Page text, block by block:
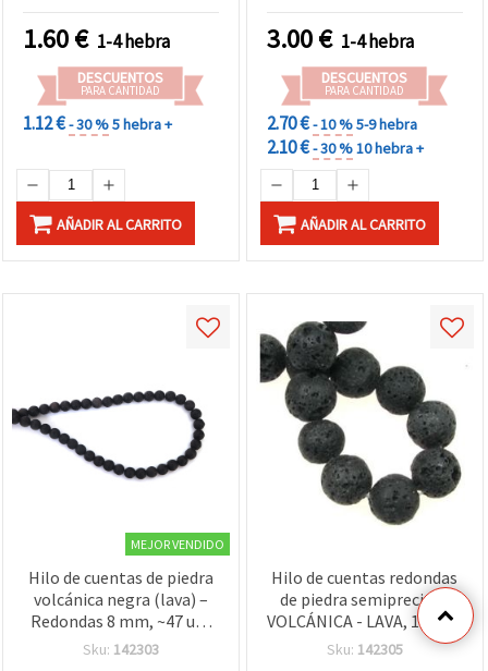
1.60€ 1-4 hebra
DESCUENTOS
PARA CANTIDAD
1.12 €- 30 %5 hebra +
AÑADIR AL CARRITO
manualidades
3.00€ 1-4 hebra
DESCUENTOS
PARA CANTIDAD
2.70 €- 10 %5-9 hebra
2.10 €- 30 %10 hebra +
AÑADIR AL CARRITO
MEJOR VENDIDO
Hilo de cuentas de piedra
volcánica negra (lava) –
Redondas 8 mm, ~47 uds
para manualidades y
Sku: 142303
Hilo de cuentas redondas
de piedra semipreciosa
VOLCÁNICA - LAVA, 12 mm
~ 31 piezas (surtido/mix)
Sku: 142305